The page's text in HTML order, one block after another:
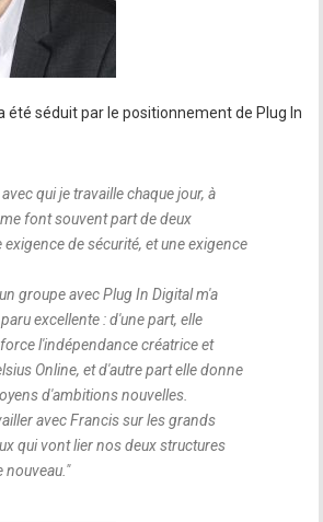
été séduit par le positionnement de Plug In
qui je travaille chaque jour, à
font souvent part de deux
exigence de sécurité, et une exigence
groupe avec Plug In Digital m'a
excellente : d'une part, elle
l'indépendance créatrice et
Online, et d'autre part elle donne
d'ambitions nouvelles.
avec Francis sur les grands
qui vont lier nos deux structures
nouveau."